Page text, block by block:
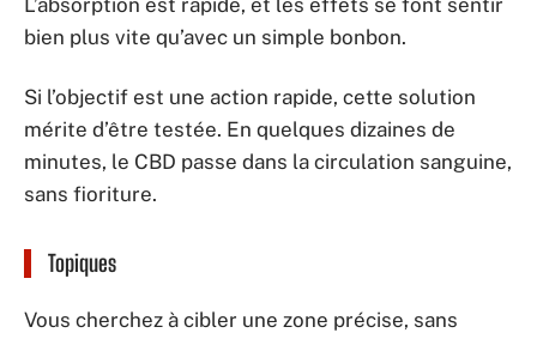
L’absorption est rapide, et les effets se font sentir
bien plus vite qu’avec un simple bonbon.
Si l’objectif est une action rapide, cette solution
mérite d’être testée. En quelques dizaines de
minutes, le CBD passe dans la circulation sanguine,
sans fioriture.
Topiques
Vous cherchez à cibler une zone précise, sans